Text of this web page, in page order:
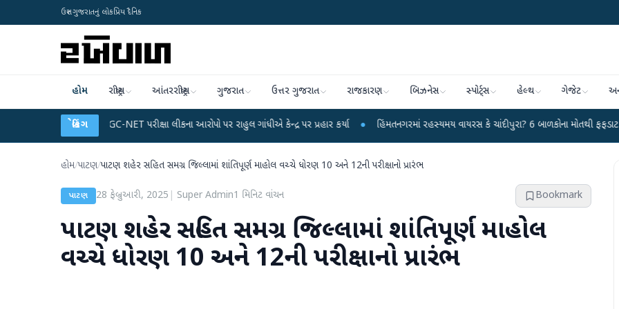
ઉત્તર ગુજરાતનું લોકપ્રિય દૈનિક
હોમ રાષ્ટ્રીય આંતરરાષ્ટ્રીય ગુજરાત ઉત્તર ગુજરાત રાજકારણ બિઝનેસ સ્પોર્ટ્સ હેલ્થ ગેજેટ
બ્રેકિંગ
UGC-NET પરીક્ષા લીકના આરોપો પર રાહુલ ગાંધીએ કેન્દ્ર પર પ્રહાર કર્યા ● હિંમતનગરમાં રહસ્યમય વાયરસ કે ચાંદીપુરા? 6 બાળકોના મોતથી ફફડાટ ●
હોમ/પાટણ/પાટણ શહેર સહિત સમગ્ર જિલ્લામાં શાંતિપૂર્ણ માહોલ વચ્ચે ધોરણ 10 અને 12ની પરીક્ષાનો પ્રારંભ
પાટણ 28 ફેબ્રુઆરી, 2025 Super Admin1 મિનિટ વાંચન Bookmark
પાટણ શહેર સહિત સમગ્ર જિલ્લામાં શાંતિપૂર્ણ માહોલ
વચ્ચે ધોરણ 10 અને 12ની પરીક્ષાનો પ્રારંભ